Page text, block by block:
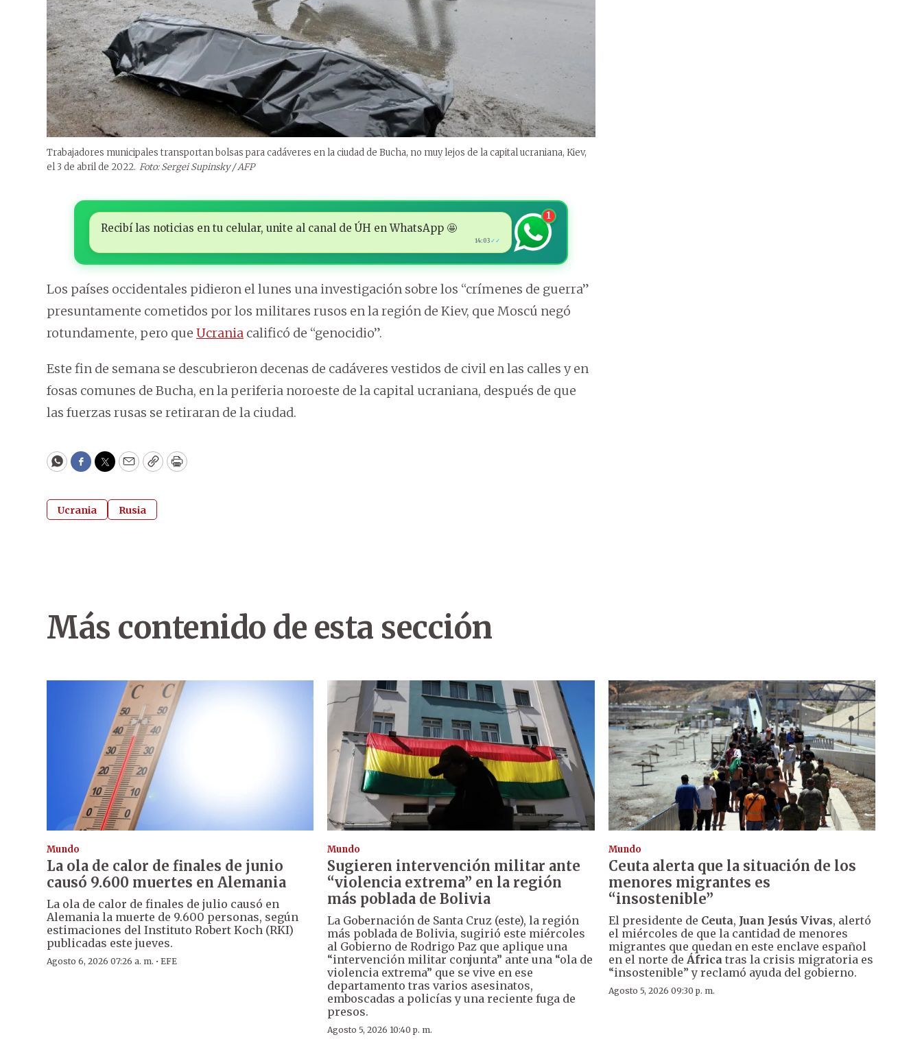
Trabajadores municipales transportan bolsas para cadáveres en la ciudad de Bucha, no muy lejos de la capital ucraniana, Kiev,
el 3 de abril de 2022. Foto: Sergei Supinsky / AFP
Recibí las noticias en tu celular, unite al canal de ÚH en WhatsApp 🤩
14:03 ✓✓
1
Los países occidentales pidieron el lunes una investigación sobre los “crímenes de guerra”
presuntamente cometidos por los militares rusos en la región de Kiev, que Moscú negó
rotundamente, pero que Ucrania calificó de “genocidio”.
Este fin de semana se descubrieron decenas de cadáveres vestidos de civil en las calles y en
fosas comunes de Bucha, en la periferia noroeste de la capital ucraniana, después de que
las fuerzas rusas se retiraran de la ciudad.
WhatsApp
Facebook
Twitter
EmailCopyPrint
Ucrania Rusia
Más contenido de esta sección
Mundo
La ola de calor de finales de junio
causó 9.600 muertes en Alemania
La ola de calor de finales de julio causó en
Alemania la muerte de 9.600 personas, según
estimaciones del Instituto Robert Koch (RKI)
publicadas este jueves.
Agosto 6, 2026 07:26 a. m. · EFE
Mundo
Sugieren intervención militar ante
“violencia extrema” en la región
más poblada de Bolivia
La Gobernación de Santa Cruz (este), la región
más poblada de Bolivia, sugirió este miércoles
al Gobierno de Rodrigo Paz que aplique una
“intervención militar conjunta” ante una “ola de
violencia extrema” que se vive en ese
departamento tras varios asesinatos,
emboscadas a policías y una reciente fuga de
presos.
Agosto 5, 2026 10:40 p. m.
Mundo
Ceuta alerta que la situación de los
menores migrantes es
“insostenible”
El presidente de Ceuta, Juan Jesús Vivas, alertó
el miércoles de que la cantidad de menores
migrantes que quedan en este enclave español
en el norte de África tras la crisis migratoria es
“insostenible” y reclamó ayuda del gobierno.
Agosto 5, 2026 09:30 p. m.